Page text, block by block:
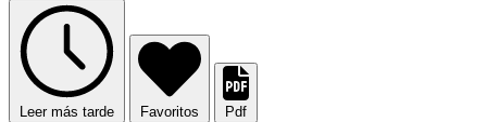
Leer más tarde Favoritos Pdf